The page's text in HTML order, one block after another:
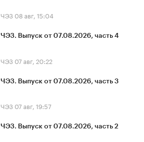
ЧЭЗ 08 авг, 15:04
ЧЭЗ. Выпуск от 07.08.2026, часть 4
ЧЭЗ 07 авг, 20:22
ЧЭЗ. Выпуск от 07.08.2026, часть 3
ЧЭЗ 07 авг, 19:57
ЧЭЗ. Выпуск от 07.08.2026, часть 2